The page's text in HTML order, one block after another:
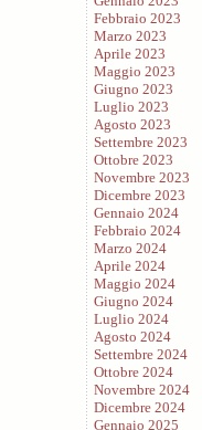
Febbraio 2023
Marzo 2023
Aprile 2023
Maggio 2023
Giugno 2023
Luglio 2023
Agosto 2023
Settembre 2023
Ottobre 2023
Novembre 2023
Dicembre 2023
Gennaio 2024
Febbraio 2024
Marzo 2024
Aprile 2024
Maggio 2024
Giugno 2024
Luglio 2024
Agosto 2024
Settembre 2024
Ottobre 2024
Novembre 2024
Dicembre 2024
Gennaio 2025